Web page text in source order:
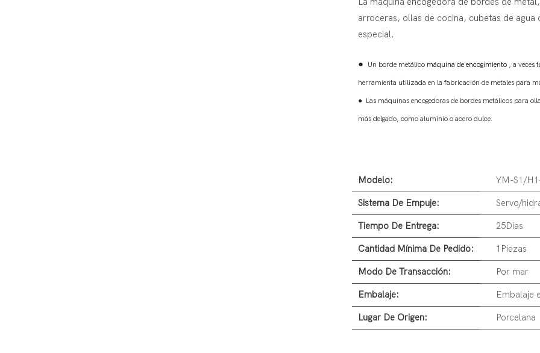
arroceras, ollas de cocina, cubetas de
especial.
● Un borde metálico máquina de encogimiento , a veces
herramienta utilizada en la fabricación de metales para
● Las máquinas encogedoras de bordes metálicos para
más delgado, como aluminio o acero dulce.
Modelo: YM-S1/
Sistema De Empuje: Servo/
Tiempo De Entrega: 25Días
Cantidad Mínima De Pedido: 1Piezas
Modo De Transacción: Por mar
Embalaje: Embalaje
Lugar De Origen: Porcelana